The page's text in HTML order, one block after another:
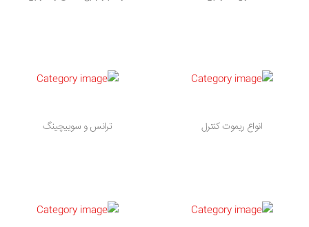
انواع ریموت کنترل ترانس و سوییچینگ